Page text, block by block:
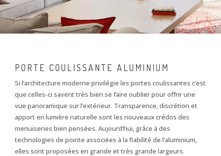
PORTE COULISSANTE ALUMINIUM
Si l’architecture moderne privilégie les portes coulissantes c’est
que celles-ci savent très bien se faire oublier pour offrir une
vue panoramique sur l’extérieur. Transparence, discrétion et
apport en lumière naturelle sont les nouveaux crédos des
menuiseries bien pensées. Aujourd’hui, grâce à des
technologies de pointe associées à la fiabilité de l’aluminium,
elles sont proposées en grande et très grande largeurs.